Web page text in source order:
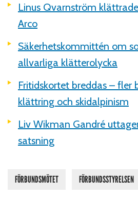
Linus Qvarnström
Arco
Säkerhetskommittén om
allvarliga klätterolycka
Fritidskortet breddas – fler
klättring och skidalpinism
Liv Wikman Gandré
satsning
FÖRBUNDSMÖTET FÖRBUNDSSTYRELSEN